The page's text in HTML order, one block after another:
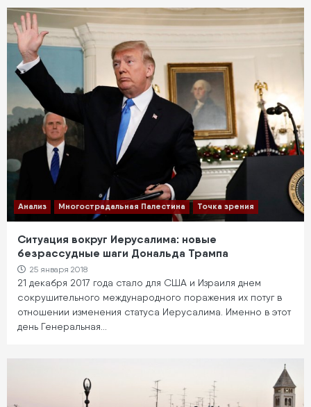
Анализ Многострадальная Палестина Точка зрения
Ситуация вокруг Иерусалима: новые
безрассудные шаги Дональда Трампа
25 января 2018
21 декабря 2017 года стало для США и Израиля днем
сокрушительного международного поражения их потуг в
отношении изменения статуса Иерусалима. Именно в этот
день Генеральная…